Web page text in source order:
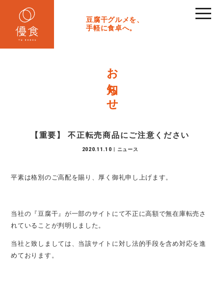
豆腐干グルメを、
手軽に食卓へ。
toggle
お知らせ
【重要】 不正転売商品にご注意ください
2020.11.10 | ニュース
平素は格別のご高配を賜り、厚く御礼申し上げます。
当社の『豆腐干』が一部のサイトにて不正に高額で無在庫転売さ
れていることが判明しました。
当社と致しましては、当該サイトに対し法的手段を含め対応を進
めております。